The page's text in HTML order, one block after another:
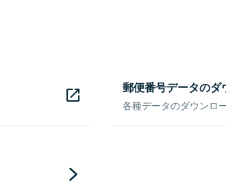
郵便番号データのダ
各種データのダウンロ